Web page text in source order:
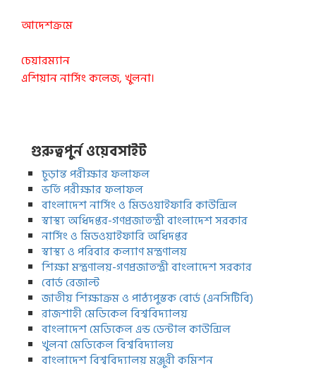
আদেশক্রমে
চেয়ারম্যান
এশিয়ান নার্সিং কলেজ, খুলনা।
গুরুত্বপুর্ন ওয়েবসাইট
চুড়ান্ত পরীক্ষার ফলাফল
ভর্তি পরীক্ষার ফলাফল
বাংলাদেশ নার্সিং ও মিডওয়াইফারি কাউন্সিল
স্বাস্থ্য অধিদপ্তর-গণপ্রজাতন্ত্রী বাংলাদেশ সরকার
নার্সিং ও মিডওয়াইফারি অধিদপ্তর
স্বাস্থ্য ও পরিবার কল্যাণ মন্ত্রণালয়
শিক্ষা মন্ত্রণালয়-গণপ্রজাতন্ত্রী বাংলাদেশ সরকার
বোর্ড রেজাল্ট
জাতীয় শিক্ষাক্রম ও পাঠ্যপুস্তক বোর্ড (এনসিটিবি)
রাজশাহী মেডিকেল বিশ্ববিদ্যালয়
বাংলাদেশ মেডিকেল এন্ড ডেন্টাল কাউন্সিল
খুলনা মেডিকেল বিশ্ববিদ্যালয়
বাংলাদেশ বিশ্ববিদ্যালয় মঞ্জুরী কমিশন